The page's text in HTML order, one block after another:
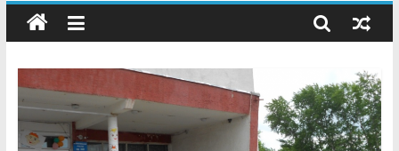
Безопасность в сети Интернет
мероприятии «Сохраним
первоцветы!»
В вольере Воронинского
заповедника родились крапчатые
суслики
портал